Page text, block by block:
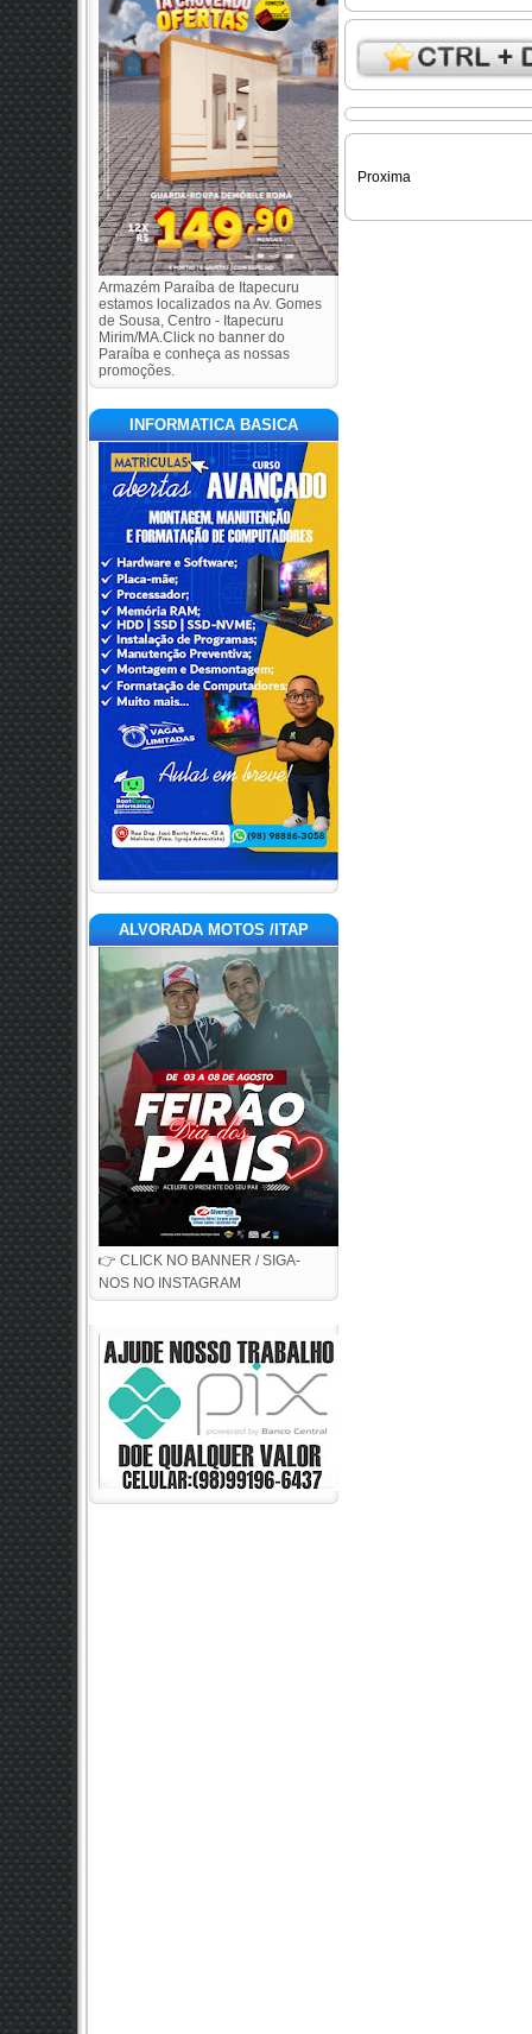
Armazém Paraíba de Itapecuru
estamos localizados na Av. Gomes
de Sousa, Centro - Itapecuru
Mirim/MA.Click no banner do
Paraíba e conheça as nossas
promoções.
INFORMATICA BASICA
ALVORADA MOTOS /ITAP
👉 CLICK NO BANNER / SIGA-
NOS NO INSTAGRAM
Proxima